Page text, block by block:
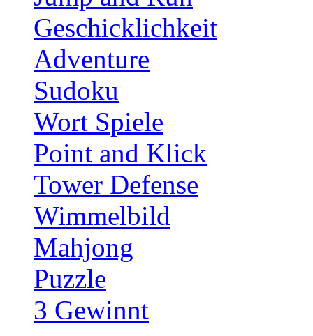
Geschicklichkeit
Adventure
Sudoku
Wort Spiele
Point and Klick
Tower Defense
Wimmelbild
Mahjong
Puzzle
3 Gewinnt